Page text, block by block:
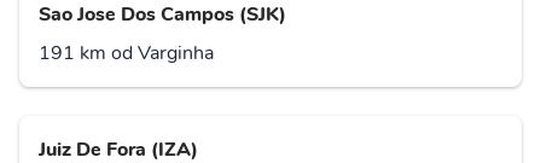
Sao Jose Dos Campos (SJK)
191 km od Varginha
Juiz De Fora (IZA)